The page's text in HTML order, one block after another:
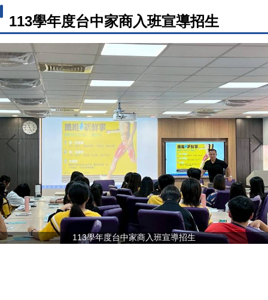
113學年度台中家商入班宣導招生
113學年度台中家商入班宣導招生